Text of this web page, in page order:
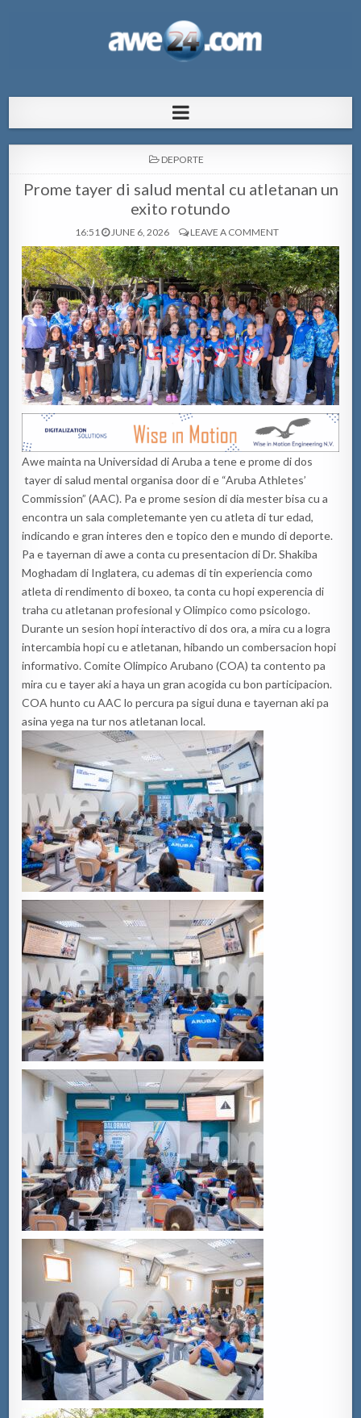
pa Aruba
POSTED
DEPORTE
Prome tayer di salud mental cu atletanan un
exito rotundo
16:51 JUNE 6, 2026 LEAVE A COMMENT
Awe mainta na Universidad di Aruba a tene e prome di dos
tayer di salud mental organisa door di e “Aruba Athletes’
Commission” (AAC). Pa e prome sesion di dia mester bisa cu a
encontra un sala completemante yen cu atleta di tur edad,
indicando e gran interes den e topico den e mundo di deporte.
Pa e tayernan di awe a conta cu presentacion di Dr. Shakiba
Moghadam di Inglatera, cu ademas di tin experiencia como
atleta di rendimento di boxeo, ta conta cu hopi experencia di
traha cu atletanan profesional y Olimpico como psicologo.
Durante un sesion hopi interactivo di dos ora, a mira cu a logra
intercambia hopi cu e atletanan, hibando un combersacion hopi
informativo. Comite Olimpico Arubano (COA) ta contento pa
mira cu e tayer aki a haya un gran acogida cu bon participacion.
COA hunto cu AAC lo percura pa sigui duna e tayernan aki pa
asina yega na tur nos atletanan local.